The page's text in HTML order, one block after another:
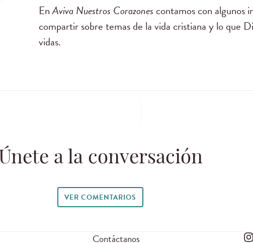
EnAviva Nuestros Corazones contamos con algunos
compartir sobre temas de la vida cristiana y lo que
vidas.
Únete a la conversación
VER COMENTARIOS
Contáctanos